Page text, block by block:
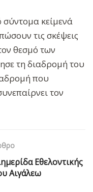
κείμενά
τις σκέψεις
θεσμό των
τη διαδρομή του
που
τον
Εθελοντικής
Αιγάλεω